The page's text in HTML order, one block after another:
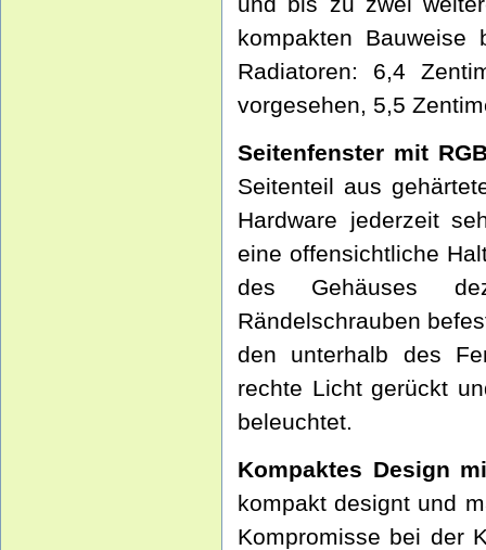
kompakten
Radiatoren: 6,4
vorgesehen, 5,5
Seitenfenster mit
Seitenteil aus
Hardware jederzeit
eine offensichtliche
des Gehäuses
Rändelschrauben
den unterhalb des
rechte Licht gerückt
beleuchtet.
Kompaktes Design
kompakt designt und
Kompromisse bei der